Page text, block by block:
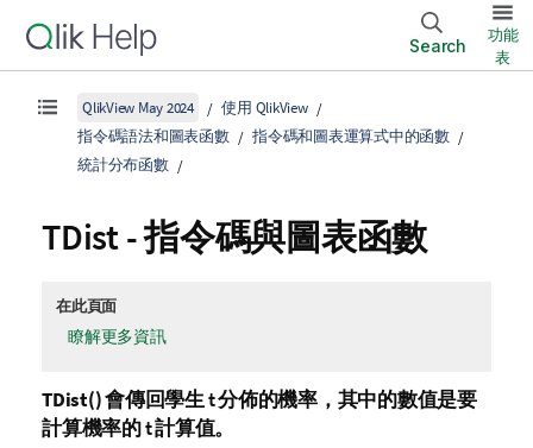
Search
功能
表
QlikView May 2024
使用 QlikView
指令碼語法和圖表函數
指令碼和圖表運算式中的函數
統計分布函數
TDist - 指令碼與圖表函數
在此頁面
瞭解更多資訊
TDist()會傳回學生t分佈的機率，其中的數值是要
計算機率的t計算值。